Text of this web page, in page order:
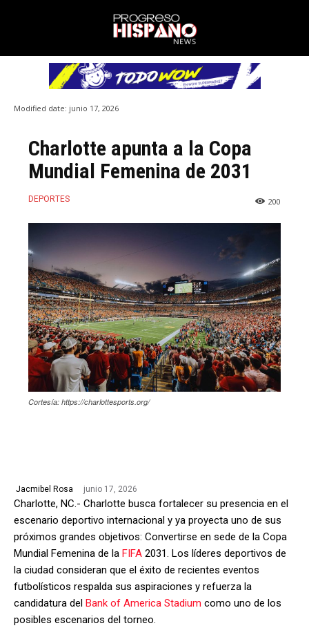
Modified date: junio 17, 2026
Charlotte apunta a la Copa
Mundial Femenina de 2031
DEPORTES 200
Cortesía: https://charlottesports.org/
Jacmibel Rosa junio 17, 2026
Charlotte, NC.- Charlotte busca fortalecer su presencia en el
escenario deportivo internacional y ya proyecta uno de sus
próximos grandes objetivos: Convertirse en sede de la Copa
Mundial Femenina de la FIFA 2031. Los líderes deportivos de
la ciudad consideran que el éxito de recientes eventos
futbolísticos respalda sus aspiraciones y refuerza la
candidatura del Bank of America Stadium como uno de los
posibles escenarios del torneo.